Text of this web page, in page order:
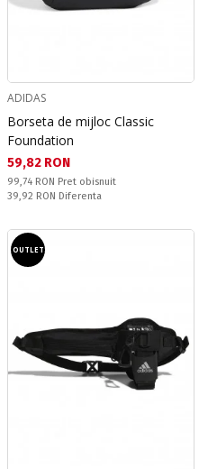
ADIDAS
Borseta de mijloc Classic
Foundation
Текуща цена:
59,82 RON
Pret obisnuit:
99,74 RON Pret obisnuit
Спестявате:
39,92 RON Diferenta
OUTLET